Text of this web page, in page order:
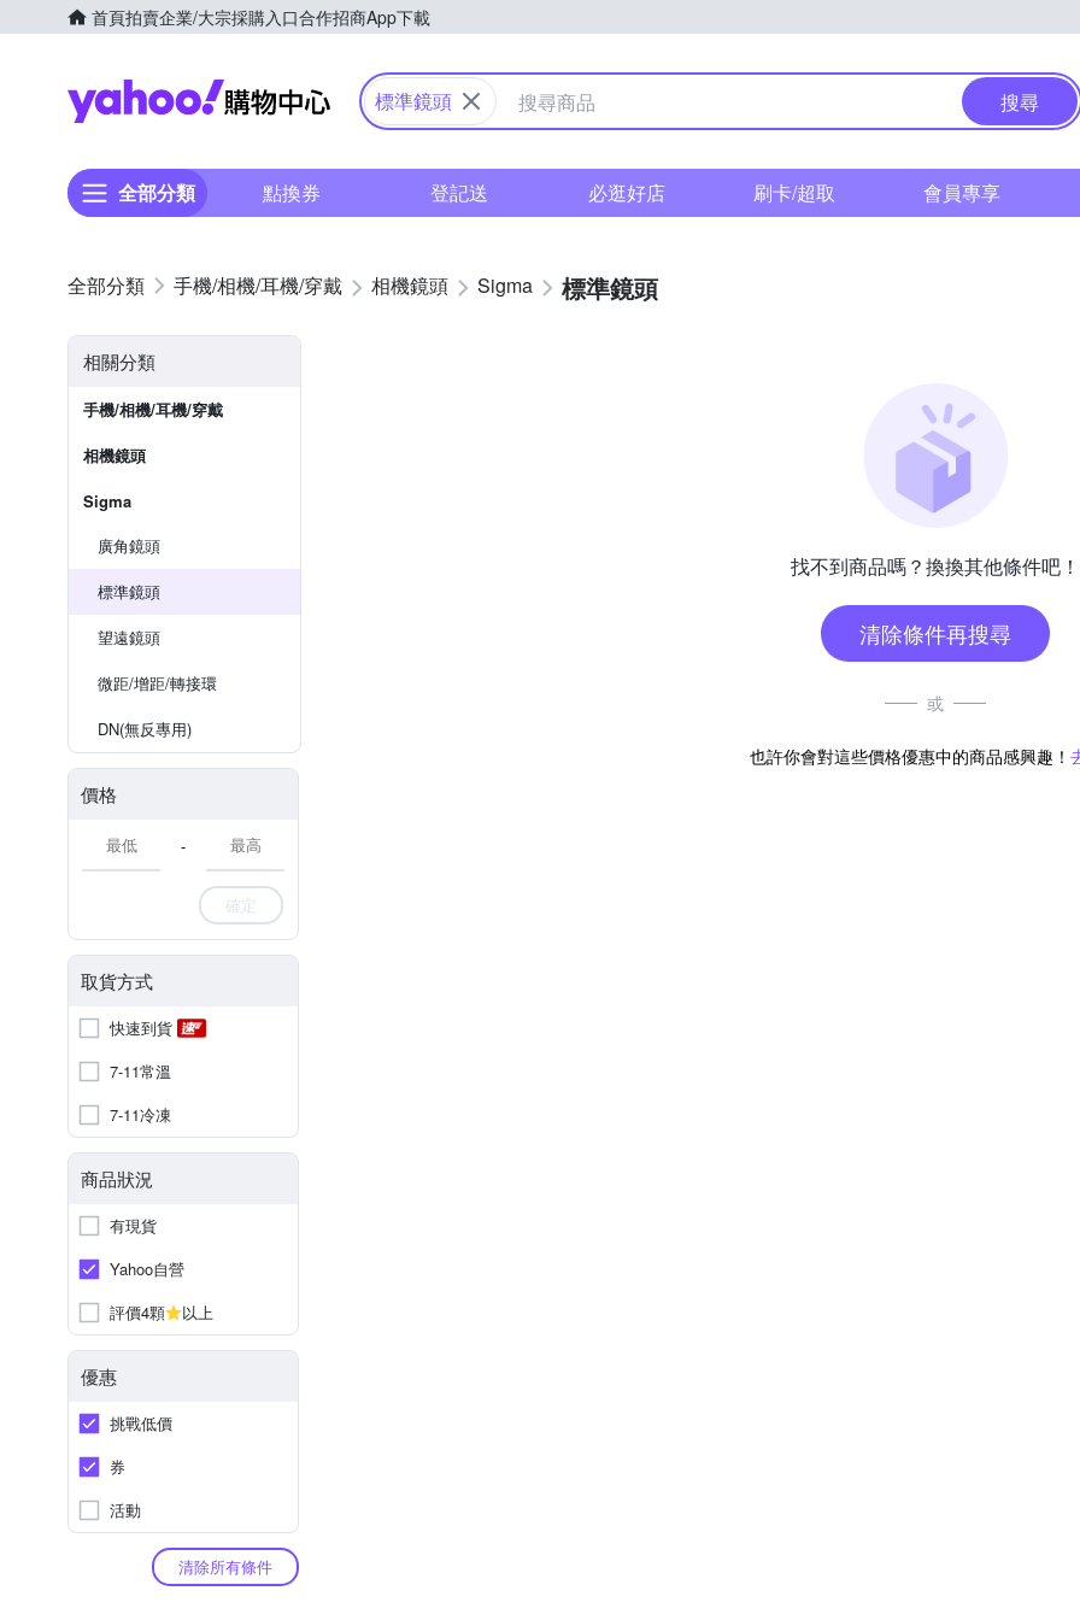
首頁拍賣企業/大宗採購入口合作招商App下載
Yahoo購物中心
標準鏡頭 搜尋
全部分類 點換券 登記送 必逛好店 刷卡/超取 會員專享
手機/相機/耳機/穿戴 相機鏡頭 Sigma 標準鏡頭
相關分類
手機/相機/耳機/穿戴
相機鏡頭
Sigma
廣角鏡頭
標準鏡頭
望遠鏡頭
微距/增距/轉接環
DN(無反專用)
價格
-
確定
取貨方式
快速到貨
7-11常溫
7-11冷凍
商品狀況
有現貨
Yahoo自營
評價4顆
以上
優惠
挑戰低價
券
活動
清除所有條件
找不到商品嗎？換換其他條件吧！
清除條件再搜尋
或
也許你會對這些價格優惠中的商品感興趣！